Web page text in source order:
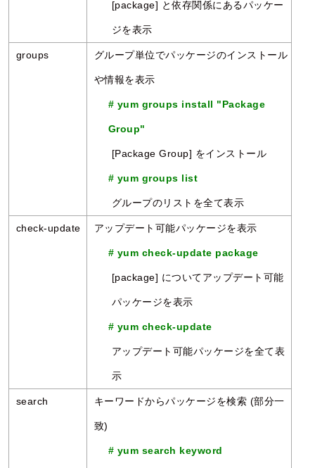
[package] と依存関係にあるパッケー
ジを表示
groups グループ単位でパッケージのインストール
や情報を表示
# yum groups install "Package
Group"
[Package Group] をインストール
# yum groups list
グループのリストを全て表示
check-update アップデート可能パッケージを表示
# yum check-update package
[package] についてアップデート可能
パッケージを表示
# yum check-update
アップデート可能パッケージを全て表
示
search キーワードからパッケージを検索 (部分一
致)
# yum search keyword